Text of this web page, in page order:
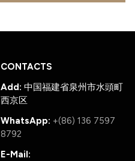
CONTACTS
Add: 中国福建省泉州市水頭町
西京区
WhatsApp: +(86) 136 7597
8792
E-Mail: